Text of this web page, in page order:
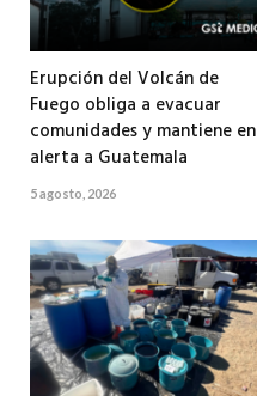
Erupción del Volcán de
Fuego obliga a evacuar
comunidades y mantiene en
alerta a Guatemala
5 agosto, 2026